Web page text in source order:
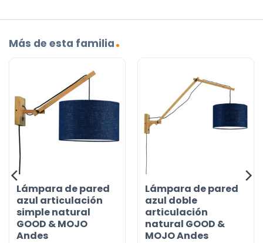
Más de esta familia
Lámpara de pared
azul articulación
simple natural
GOOD & MOJO
Andes
Lámpara de pared
azul doble
articulación
natural GOOD &
MOJO Andes